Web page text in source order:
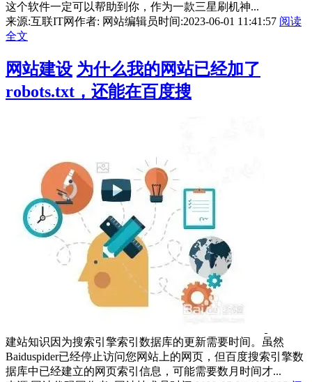
这个软件一定可以帮助到你，作为一款三星刷机神...
来源:互联IT网作者: 网站编辑员时间:2023-06-01 11:41:57 阅读
全文
网站建设 为什么我的网站已经加了
robots.txt，还能在百度搜
建站知识因为搜索引擎索引数据库的更新需要时间。虽然
Baiduspider已经停止访问您网站上的网页，但百度搜索引擎数
据库中已经建立的网页索引信息，可能需要数月时间才...